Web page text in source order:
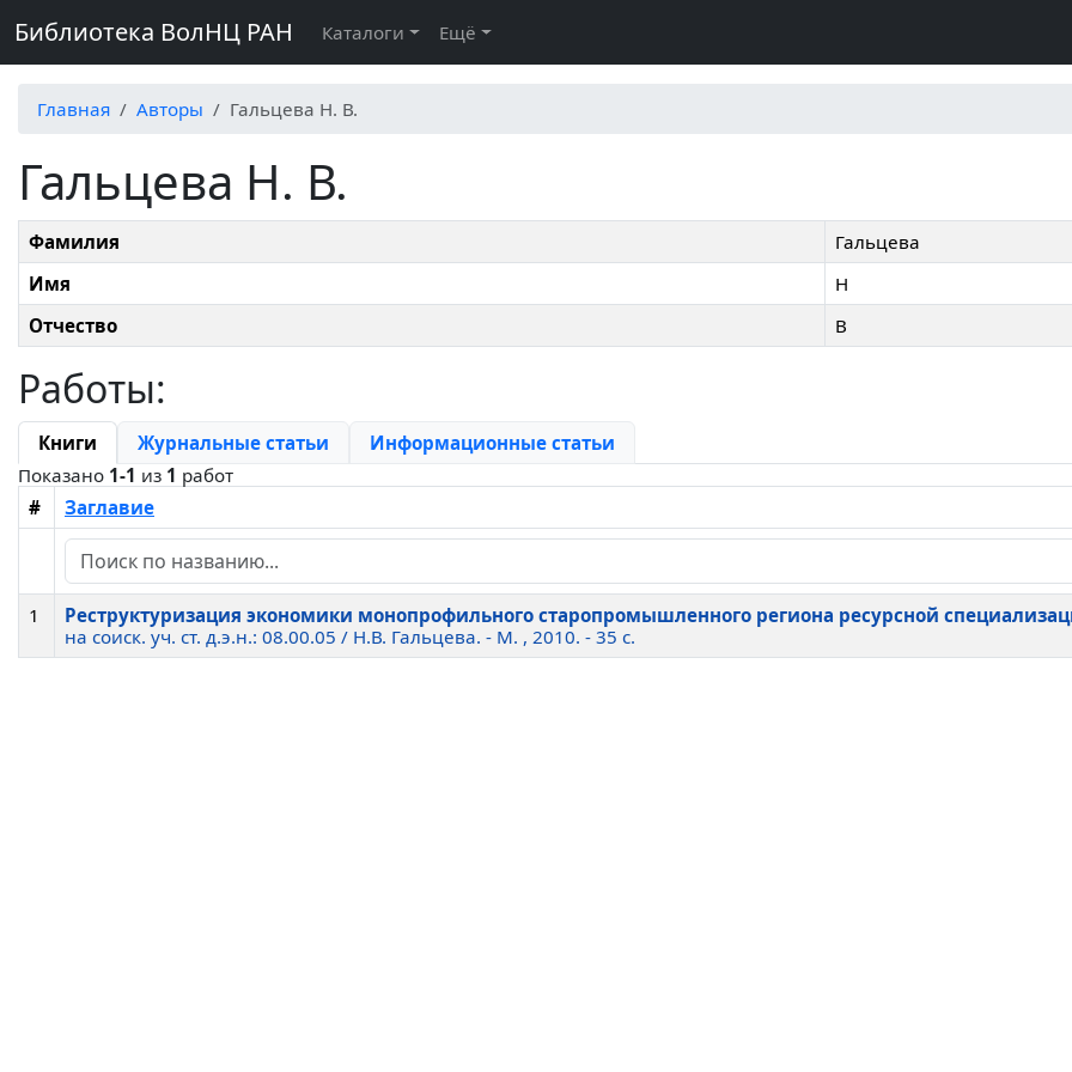
Библиотека ВолНЦ РАН Каталоги Ещё
Главная Авторы Гальцева Н. В.
Гальцева Н. В.
Фамилия
Гальцева
Имя
Н
Отчество
В
Работы:
Книги Журнальные статьи
Информационные статьи
Показано 1-1 из 1 работ
#
Заглавие
1
Реструктуризация экономики монопрофильного старопромышленного региона ресурсной
на соиск. уч. ст. д.э.н.: 08.00.05 / Н.В. Гальцева. - М. , 2010. - 35 c.